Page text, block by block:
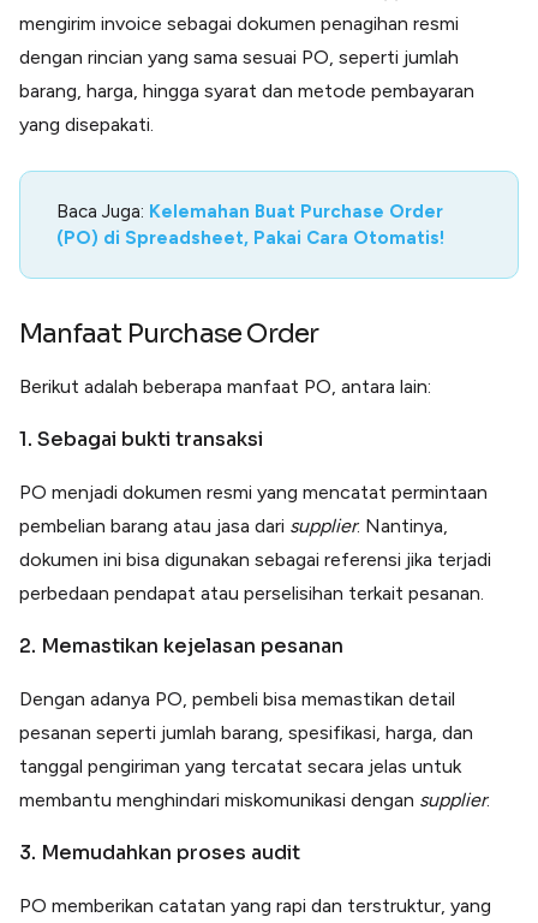
mengirim invoice sebagai dokumen penagihan resmi
dengan rincian yang sama sesuai PO, seperti jumlah
barang, harga, hingga syarat dan metode pembayaran
yang disepakati.
Baca Juga: Kelemahan Buat Purchase Order
(PO) di Spreadsheet, Pakai Cara Otomatis!
Manfaat Purchase Order
Berikut adalah beberapa manfaat PO, antara lain:
1. Sebagai bukti transaksi
PO menjadi dokumen resmi yang mencatat permintaan
pembelian barang atau jasa dari supplier. Nantinya,
dokumen ini bisa digunakan sebagai referensi jika terjadi
perbedaan pendapat atau perselisihan terkait pesanan.
2. Memastikan kejelasan pesanan
Dengan adanya PO, pembeli bisa memastikan detail
pesanan seperti jumlah barang, spesifikasi, harga, dan
tanggal pengiriman yang tercatat secara jelas untuk
membantu menghindari miskomunikasi dengan supplier.
3. Memudahkan proses audit
PO memberikan catatan yang rapi dan terstruktur, yang